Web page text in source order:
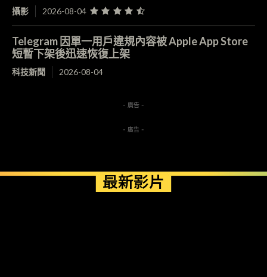
攝影 2026-08-04
Telegram 因單一用戶違規內容被 Apple App Store
短暫下架後迅速恢復上架
科技新聞 2026-08-04
- 廣告 -
- 廣告 -
最新影片